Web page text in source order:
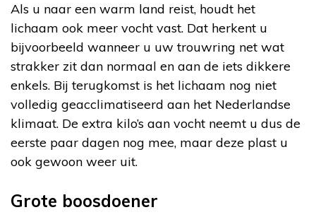
Als u naar een warm land reist, houdt het
lichaam ook meer vocht vast. Dat herkent u
bijvoorbeeld wanneer u uw trouwring net wat
strakker zit dan normaal en aan de iets dikkere
enkels. Bij terugkomst is het lichaam nog niet
volledig geacclimatiseerd aan het Nederlandse
klimaat. De extra kilo’s aan vocht neemt u dus de
eerste paar dagen nog mee, maar deze plast u
ook gewoon weer uit.
Grote boosdoener